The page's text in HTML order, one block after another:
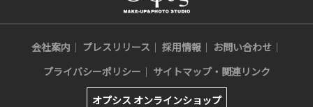
会社案内 プレスリリース 採用情報
お問い合わせ
プライバシーポリシー
サイトマップ・関連リンク
オプシス オンラインショップ